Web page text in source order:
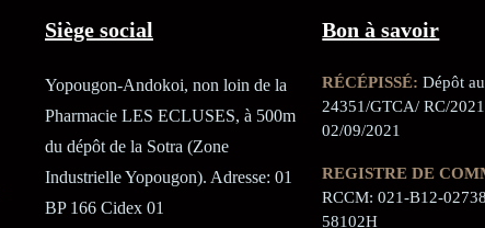
Siège social
Yopougon-Andokoi, non loin de la
Pharmacie LES ECLUSES, à 500m
du dépôt de la Sotra (Zone
Industrielle Yopougon). Adresse: 01
BP 166 Cidex 01
Bon à savoir
RÉCÉPISSÉ: Dépôt
24351/GTCA/ RC/
02/09/2021
REGISTRE DE
RCCM: 021-B12-
58102H